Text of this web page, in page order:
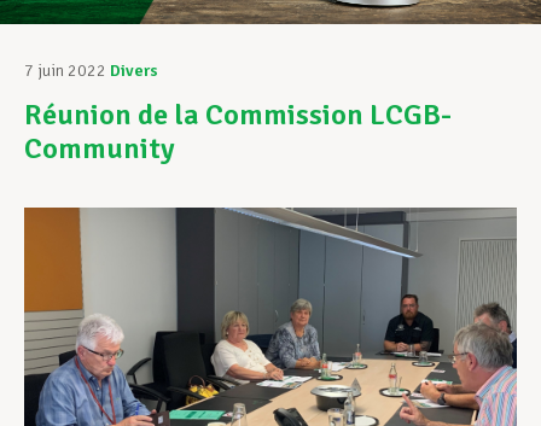
Assistance au Travail
Vos droits
Assistance en vie privée
Développement professionnel
Devenir Membre
7 juin 2022 Divers
Réunion de la Commission LCGB-
Community